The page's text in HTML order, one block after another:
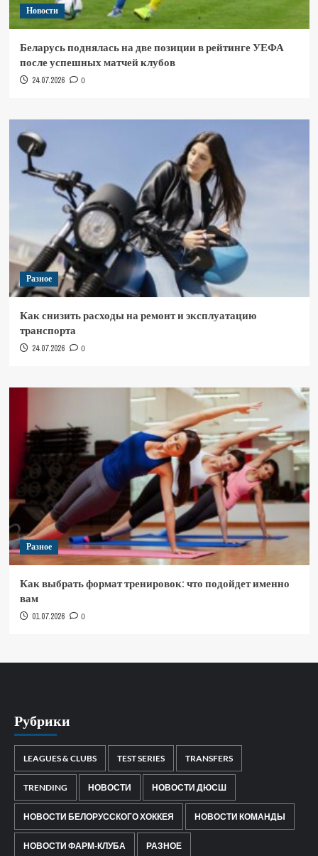
Новости
Беларусь поднялась на две позиции в рейтинге УЕФА
после успешных матчей клубов
24.07.2026 0
Разное
Как снизить расходы на ремонт и эксплуатацию
транспорта
24.07.2026 0
Разное
Как выбрать формат тренировок: что подойдет именно
вам
01.07.2026 0
Рубрики
LEAGUES & CLUBS TEST SERIES TRANSFERS
TRENDING НОВОСТИ НОВОСТИ ДЮСШ
НОВОСТИ БЕЛОРУССКОГО ХОККЕЯ НОВОСТИ КОМАНДЫ
НОВОСТИ ФАРМ-КЛУБА РАЗНОЕ